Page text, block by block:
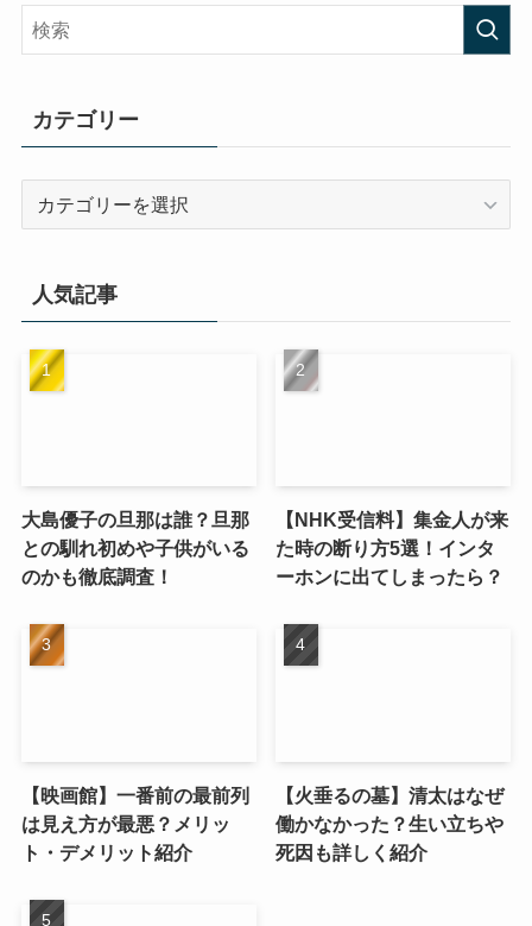
カテゴリー
ー
人気記事
大島優子の旦那は誰？旦那
との馴れ初めや子供がいる
のかも徹底調査！
【NHK受信料】集金人が来
た時の断り方5選！インタ
ーホンに出てしまったら？
【映画館】一番前の最前列
は見え方が最悪？メリッ
ト・デメリット紹介
【火垂るの墓】清太はなぜ
働かなかった？生い立ちや
死因も詳しく紹介